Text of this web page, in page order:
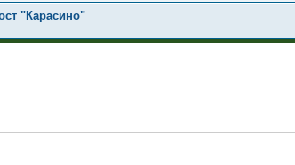
"Карасино"